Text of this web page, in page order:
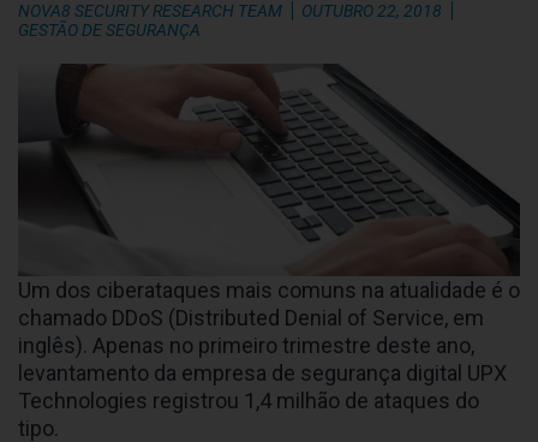
NOVA8 SECURITY RESEARCH TEAM
OUTUBRO 22, 2018
GESTÃO DE SEGURANÇA
Um dos ciberataques mais comuns na atualidade é o
chamado DDoS (Distributed Denial of Service, em
inglês). Apenas no primeiro trimestre deste ano,
levantamento da empresa de segurança digital UPX
Technologies registrou 1,4 milhão de ataques do
tipo.